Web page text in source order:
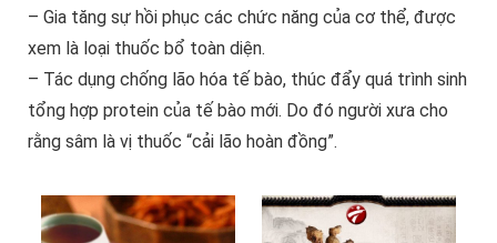
– Gia tăng sự hồi phục các chức năng của cơ thể, được
xem là loại thuốc bổ toàn diện.
– Tác dụng chống lão hóa tế bào, thúc đẩy quá trình sinh
tổng hợp protein của tế bào mới. Do đó người xưa cho
rằng sâm là vị thuốc “cải lão hoàn đồng”.